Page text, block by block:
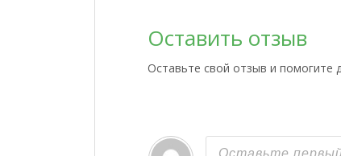
Оставить отзыв
Оставьте свой отзыв и помогите